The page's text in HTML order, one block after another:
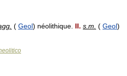
( Geol) néolithique. II. s.m. ( Geol)